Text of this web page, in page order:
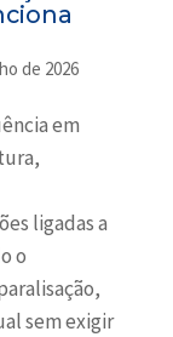
de 2026
em
ligadas a
o
sem exigir